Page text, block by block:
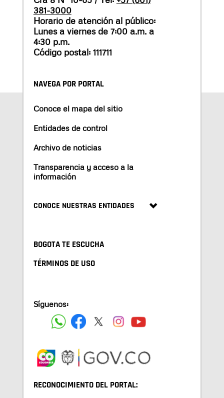
381-3000
Horario de atención al público:
Lunes a viernes de 7:00 a.m. a
4:30 p.m.
Código postal: 111711
NAVEGA POR PORTAL
Conoce el mapa del sitio
Entidades de control
Archivo de noticias
Transparencia y acceso a la
información
CONOCE NUESTRAS ENTIDADES
BOGOTA TE ESCUCHA
TÉRMINOS DE USO
Síguenos:
RECONOCIMIENTO DEL PORTAL: